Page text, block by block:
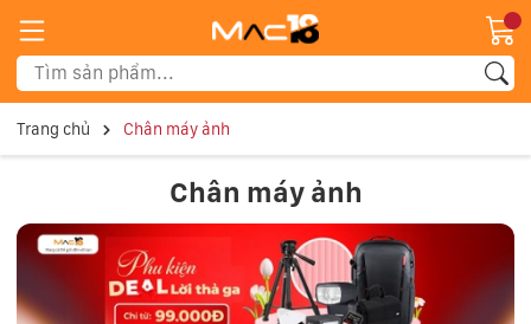
Trang chủ Chân máy ảnh
Chân máy ảnh